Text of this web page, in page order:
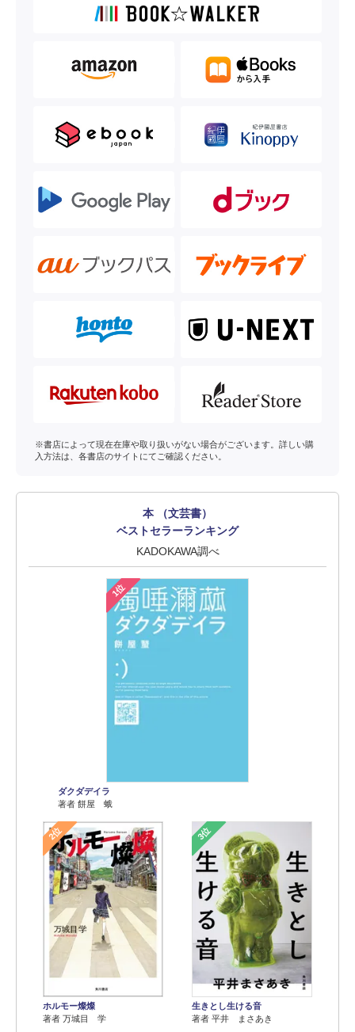
※書店によって現在在庫や取り扱いがない場合がございます。詳しい購
入方法は、各書店のサイトにてご確認ください。
本 （文芸書）
ベストセラーランキング
KADOKAWA調べ
1位
ダクダデイラ
著者 餅屋 蛾
2位
ホルモー燦燦
著者 万城目 学
3位
生きとし生ける音
著者 平井 まさあき